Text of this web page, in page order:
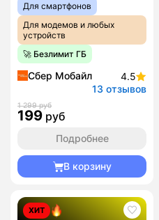
Для смартфонов
Для модемов и любых
устройств
🚀 Безлимит ГБ
Сбер Мобайл
4.5
13 отзывов
1 299 руб
199 руб
Подробнее
В корзину
ХИТ